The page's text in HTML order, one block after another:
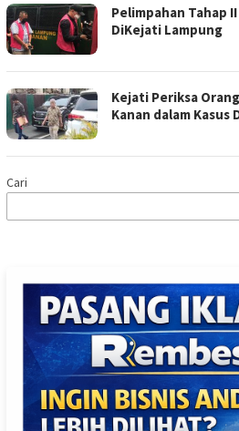
Pelimpahan Tahap
DiKejati Lampung
Kejati Periksa
Kanan dalam Kasus
Cari